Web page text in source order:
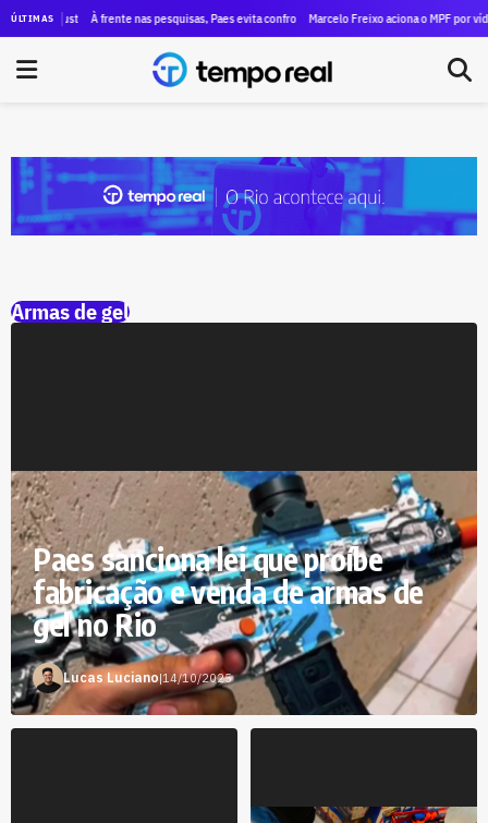
ÚLTIMAS
à Justiça Eleitoral um patrimônio de apenas R$ 189 mil
À frente nas pesquisas, Paes evita confronto com Garotinho e desiste do debate
Marcelo Freixo aciona o MPF por
Armas de gel
Paes sanciona lei que proíbe
fabricação e venda de armas de
gel no Rio
Lucas Luciano|14/10/2025